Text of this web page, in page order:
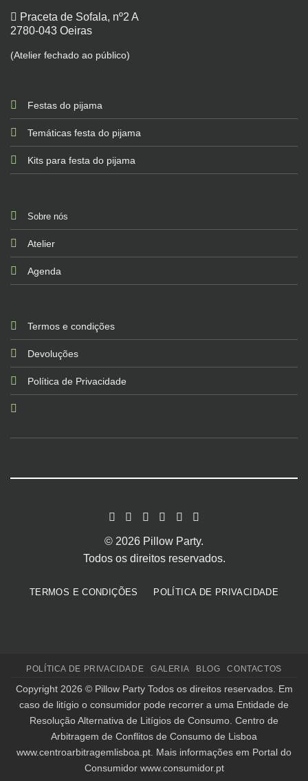
Praceta de Sofala, nº2 A
2780-043 Oeiras
(Atelier fechado ao público)
Festas do pijama
Temáticas festa do pijama
Kits para festa do pijama
Sobre nós
Atelier
Agenda
Termos e condições
Devoluções
Política de Privacidade
© 2026 Pillow Party.
Todos os direitos reservados.
TERMOS E CONDIÇÕES POLÍTICA DE PRIVACIDADE
POLÍTICA DE PRIVACIDADE GALERIA BLOG CONTACTOS
Copyright 2026 © Pillow PartyTodos os direitos reservados. Em
caso de litígio o consumidor pode recorrer a uma Entidade de
Resolução Alternativa de Litígios de Consumo. Centro de
Arbitragem de Conflitos de Consumo de Lisboa
www.centroarbitragemlisboa.pt . Mais informações em Portal do
Consumidor www.consumidor.pt